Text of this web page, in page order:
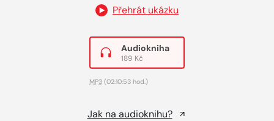
Přehrát ukázku
Audiokniha
189 Kč
MP3 (02:10:53 hod.)
Jak na audioknihu?